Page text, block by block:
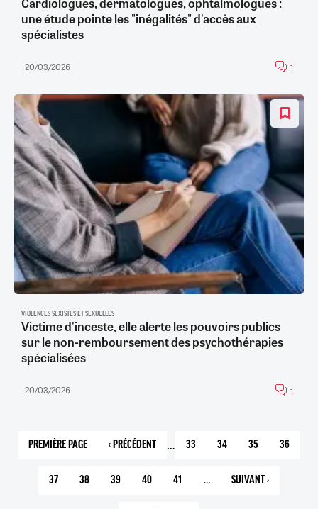
une étude pointe les "inégalités" d'accès aux
spécialistes
20/03/2026 1
VIOLENCES SEXISTES ET SEXUELLES
Victime d'inceste, elle alerte les pouvoirs publics
sur le non-remboursement des psychothérapies
spécialisées
20/03/2026 1
PREMIÈRE PAGE
1
PAGE
‹ PRÉCÉDENT … PAGE
33 PAGE
34 PAGE
35 PAGE
36
PAGE
37 PAGE
38 PAGE
39 PAGE
40 PAGE
41 …
PAGE
SUIVANT ›